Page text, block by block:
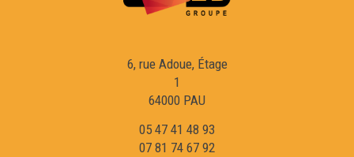
OC KAY - Macking OFF
Villegalhenc - Après los aigats
6, rue Adoue, Étage
1
64000 PAU
05 47 41 48 93
07 81 74 67 92